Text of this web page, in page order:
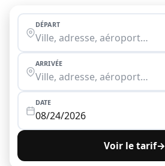
DÉPART
ARRIVÉE
DATE
Voir le tarif→